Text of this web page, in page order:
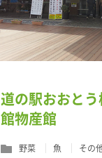
道の駅おおと
館物産館
野菜 魚 その